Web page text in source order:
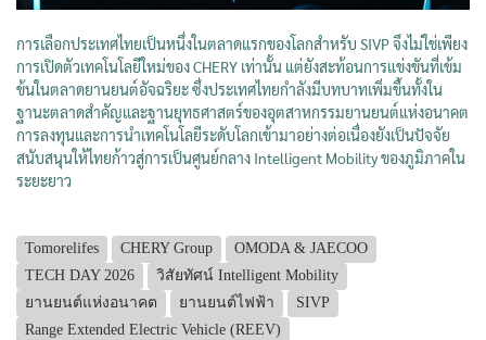
การเลือกประเทศไทยเป็นหนึ่งในตลาดแรกของโลกสำหรับ SIVP จึงไม่ใช่เพียง
การเปิดตัวเทคโนโลยีใหม่ของ CHERY เท่านั้น แต่ยังสะท้อนการแข่งขันที่เข้ม
ข้นในตลาดยานยนต์อัจฉริยะ ซึ่งประเทศไทยกำลังมีบทบาทเพิ่มขึ้นทั้งใน
ฐานะตลาดสำคัญและฐานยุทธศาสตร์ของอุตสาหกรรมยานยนต์แห่งอนาคต
การลงทุนและการนำเทคโนโลยีระดับโลกเข้ามาอย่างต่อเนื่องยังเป็นปัจจัย
สนับสนุนให้ไทยก้าวสู่การเป็นศูนย์กลาง Intelligent Mobility ของภูมิภาคใน
ระยะยาว
Tomorelifes CHERY Group
OMODA & JAECOO
TECH DAY 2026
วิสัยทัศน์ Intelligent Mobility
ยานยนต์แห่งอนาคต
ยานยนต์ไฟฟ้า
SIVP
Range Extended Electric Vehicle (REEV)